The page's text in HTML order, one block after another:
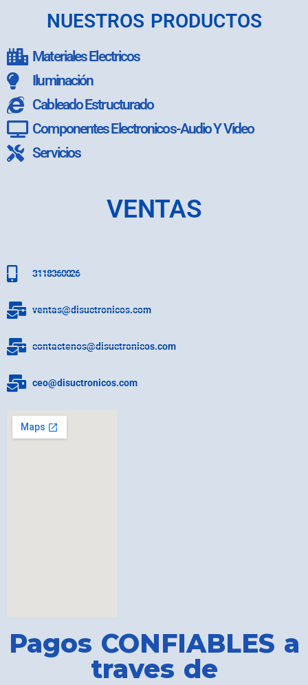
NUESTROS PRODUCTOS
Materiales Electricos
Iluminación
Cableado Estructurado
Componentes Electronicos-Audio Y Video
Servicios
VENTAS
3118360026
ventas@disuctronicos.com
contactenos@disuctronicos.com
ceo@disuctronicos.com
Pagos CONFIABLES a
traves de